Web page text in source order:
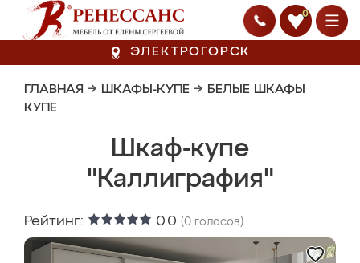
0
ЭЛЕКТРОГОРСК
ГЛАВНАЯ → ШКАФЫ-КУПЕ → БЕЛЫЕ ШКАФЫ
КУПЕ
Шкаф-купе
"Каллиграфия"
Рейтинг: 0.0 (0 голосов)